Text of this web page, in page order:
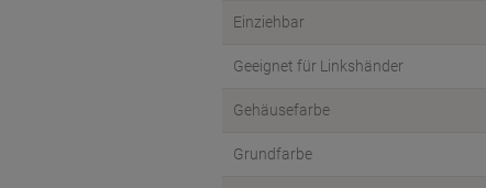
Einziehbar
Geeignet für Linkshänder
Gehäusefarbe
Grundfarbe